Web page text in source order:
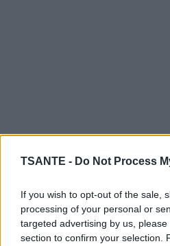
TSANTE - Do Not Process
If you wish to opt-out of the sale,
processing of your personal or
targeted advertising by us,
section to confirm your selection.